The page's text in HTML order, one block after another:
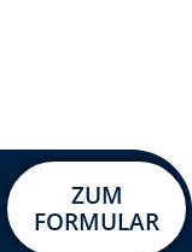
ZUM
FORMULAR